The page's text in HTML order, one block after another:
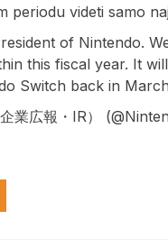
periodu videti samo
of Nintendo.
this fiscal year. It
Switch back in
業広報・IR）